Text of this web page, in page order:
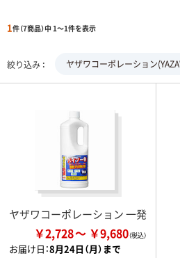
1件（7商品）中 1～1件を表示
絞り込み ヤザワコーポレーション
ヤザワコーポレーション 一発
￥2,728 ￥9,680
お届け日：8月24日（月）まで